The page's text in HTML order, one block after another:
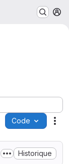
Code
Historique